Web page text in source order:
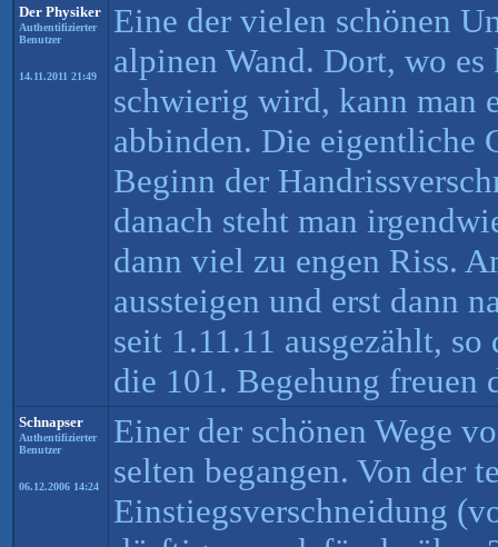
Der Physiker
Authentifizierter
Benutzer
14.11.2011 21:49
Eine der vielen schönen
alpinen Wand. Dort, wo
schwierig wird, kann man
abbinden. Die eigentliche
Beginn der
danach steht man
dann viel zu engen Riss.
aussteigen und erst dann
seit 1.11.11 ausgezählt,
die 101. Begehung freuen
Schnapser
Authentifizierter
Benutzer
06.12.2006 14:24
Einer der schönen Wege
selten begangen. Von der
Einstiegsverschneidung